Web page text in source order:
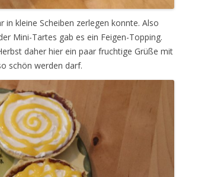
kleine Scheiben zerlegen konnte. Also
Mini-Tartes gab es ein Feigen-Topping.
daher hier ein paar fruchtige Grüße mit
schön werden darf.